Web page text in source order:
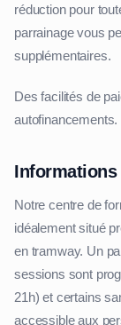
réduction pour
parrainage vous
supplémentaires.
Des facilités de
autofinancements.
Notre centre de
idéalement situé
en tramway. Un
sessions sont
21h) et certains
accessible aux